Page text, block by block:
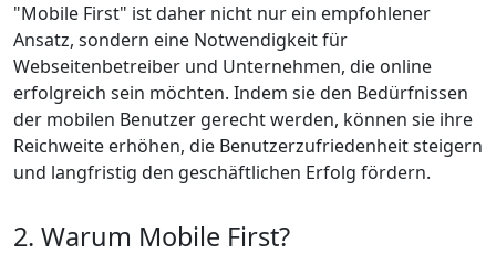
"Mobile First" ist daher nicht nur ein empfohlener
Ansatz, sondern eine Notwendigkeit für
Webseitenbetreiber und Unternehmen, die online
erfolgreich sein möchten. Indem sie den Bedürfnissen
der mobilen Benutzer gerecht werden, können sie ihre
Reichweite erhöhen, die Benutzerzufriedenheit steigern
und langfristig den geschäftlichen Erfolg fördern.
2. Warum Mobile First?